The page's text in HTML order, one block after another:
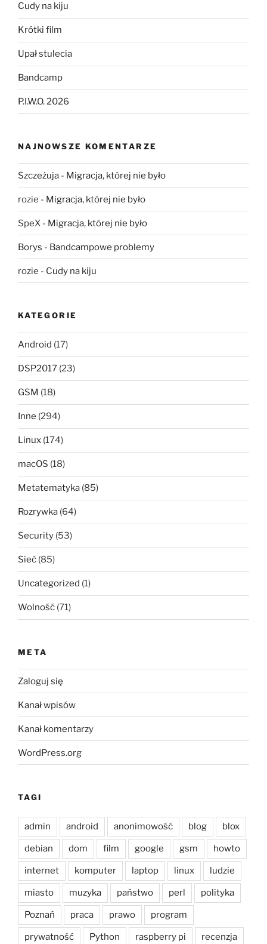
Cudy na kiju
Krótki film
Upał stulecia
Bandcamp
P.I.W.O. 2026
NAJNOWSZE KOMENTARZE
Szczeżuja - Migracja, której nie było
rozie - Migracja, której nie było
SpeX - Migracja, której nie było
Borys - Bandcampowe problemy
rozie - Cudy na kiju
KATEGORIE
Android (17)
DSP2017 (23)
GSM (18)
Inne (294)
Linux (174)
macOS (18)
Metatematyka (85)
Rozrywka (64)
Security (53)
Sieć (85)
Uncategorized (1)
Wolność (71)
META
Zaloguj się
Kanał wpisów
Kanał komentarzy
WordPress.org
TAGI
admin android anonimowość blog blox
debian dom film google gsm howto
internet komputer laptop linux ludzie
miasto muzyka państwo perl polityka
Poznań praca prawo program
prywatność Python raspberry pi recenzja